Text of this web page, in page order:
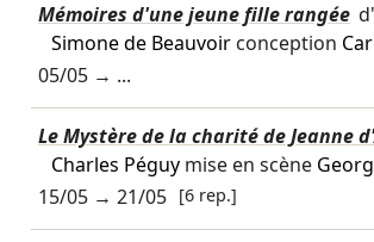
Mémoires d'une jeune fille rangée
Simone de Beauvoirconception
05/05→ ...
Le Mystère de la charité de Jeanne
Charles Péguymise en scène
15/05→ 21/05 [6 rep.]